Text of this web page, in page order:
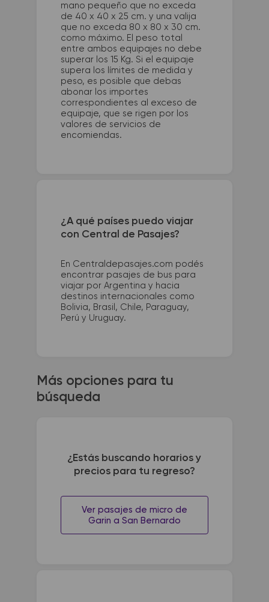
mano pequeño que no exceda
de 40 x 40 x 25 cm. y una valija
que no exceda 80 x 80 x 30 cm.
como máximo. El peso total
entre ambos equipajes no debe
superar los 15 Kg. Si el equipaje
supera los límites de medida y
peso, es posible que debas
abonar los importes
correspondientes al exceso de
equipaje, que se rigen por los
valores de servicios de
encomiendas.
¿A qué países puedo viajar
con Central de Pasajes?
En Centraldepasajes.com podés
encontrar pasajes de bus para
viajar por Argentina y hacia
destinos internacionales como
Bolivia, Brasil, Chile, Paraguay,
Perú y Uruguay.
Más opciones para tu
búsqueda
¿Estás buscando horarios y
precios para tu regreso?
Ver pasajes de micro de
Garin a San Bernardo